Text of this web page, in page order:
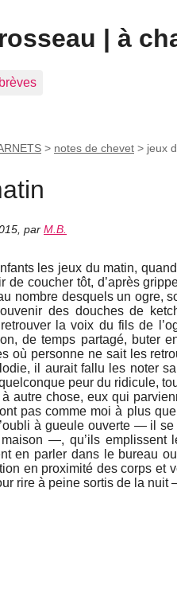
| à
> notes de chevet > jeux
par M.B.
les jeux du matin,
de coucher tôt, d’après
nombre desquels un ogre,
des douches de
la voix du fils de
de temps partagé, buter
où personne ne sait les
il aurait fallu les noter
peur du ridicule,
autre chose, eux qui
pas comme moi à plus
à gueule ouverte — il
—, qu’ils emplissent
en parler dans le bureau
en proximité des corps
rire à peine sortis de la nuit